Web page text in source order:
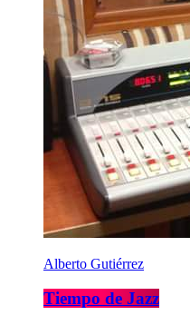
Alberto Gutiérrez
Tiempo de Jazz